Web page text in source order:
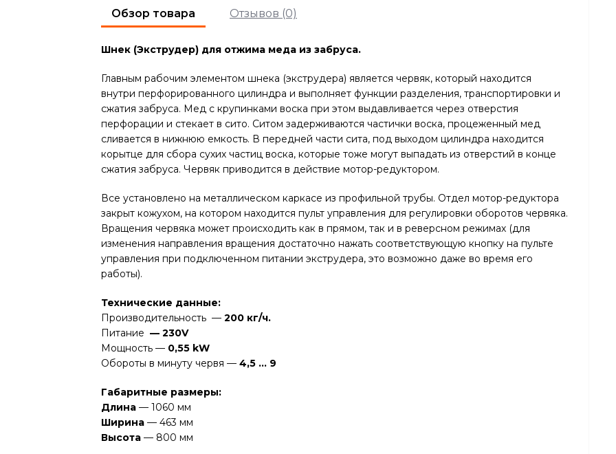
Обзор товара Отзывов (0)
Шнек (Экструдер) для отжима меда из забруса.
Главным рабочим элементом шнека (экструдера) является червяк, который находится
внутри перфорированного цилиндра и выполняет функции разделения, транспортировки и
сжатия забруса. Мед с крупинками воска при этом выдавливается через отверстия
перфорации и стекает в сито. Ситом задерживаются частички воска, процеженный мед
сливается в нижнюю емкость. В передней части сита, под выходом цилиндра находится
корытце для сбора сухих частиц воска, которые тоже могут выпадать из отверстий в конце
сжатия забруса. Червяк приводится в действие мотор-редуктором.
Все установлено на металлическом каркасе из профильной трубы. Отдел мотор-редуктора
закрыт кожухом, на котором находится пульт управления для регулировки оборотов червяка.
Вращения червяка может происходить как в прямом, так и в реверсном режимах (для
изменения направления вращения достаточно нажать соответствующую кнопку на пульте
управления при подключенном питании экструдера, это возможно даже во время его
работы).
Технические данные:
Производительность — 200 кг/ч.
Питание — 230V
Мощность — 0,55 kW
Обороты в минуту червя — 4,5 … 9
Габаритные размеры:
Длина — 1060 мм
Ширина — 463 мм
Высота — 800 мм